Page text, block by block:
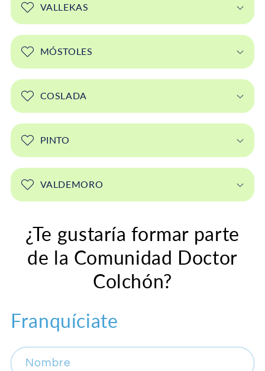
VALLEKAS
MÓSTOLES
COSLADA
PINTO
VALDEMORO
¿Te gustaría formar parte
de la Comunidad Doctor
Colchón?
Franquíciate
Nombre